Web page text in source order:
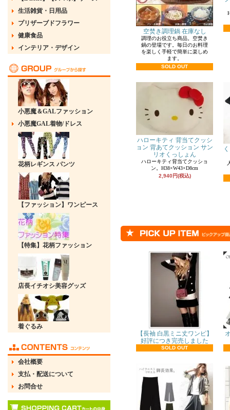
生活雑貨・日用品
プリザーブドフラワー
健康食品
インテリア・デザイン
小悪魔＆GALファッション
小悪魔GAL着物/ドレス
花柄レギンス パンツ
【ファッション】ワンピース
【特集】花柄ファッション
店長イチオシ美容グッズ
着ぐるみ
会社概要
支払・配送について
お問合せ
空焚き調理鍋 在庫なし
調理のお役立ち商品。空焚き
鍋の登場です。毎日のお料理
を楽しく手軽で簡単に楽しめ
ます。
SOLD OUT
ハローキティ 背当てクッシ
ョン 背あてクッション サン
リオくっしょん
ハローキティ背当てクッショ
ン。H38×W43×D8cm
2,940円(税込)
【長袖 白黒ミニ丈ワンピ】
好評につき完売しました
SOLD OUT